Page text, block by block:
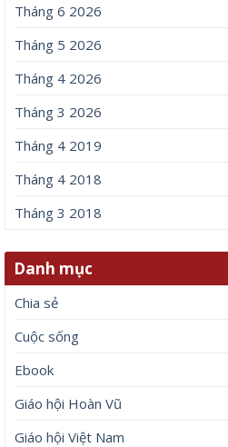
Tháng 6 2026
Tháng 5 2026
Tháng 4 2026
Tháng 3 2026
Tháng 4 2019
Tháng 4 2018
Tháng 3 2018
Danh mục
Chia sẻ
Cuộc sống
Ebook
Giáo hội Hoàn Vũ
Giáo hội Việt Nam